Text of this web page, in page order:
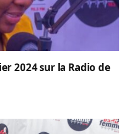
2024 sur la Radio de